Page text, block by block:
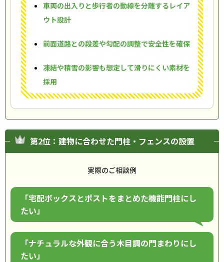
車両の出入りと歩行者の動線を分離するレイア
ウト設計
前面道路との段差や勾配の調整で安全性を確保
凍結や積雪の影響も想定して滑りにくい素材を
採用
第2位：建物に合わせた門柱・フェンスの設置
実際のご相談例
「宅配ボックスとポストをまとめた機能門柱にし
たい」
「ナチュラルな外観に合う木目調の門まわりにし
たい」